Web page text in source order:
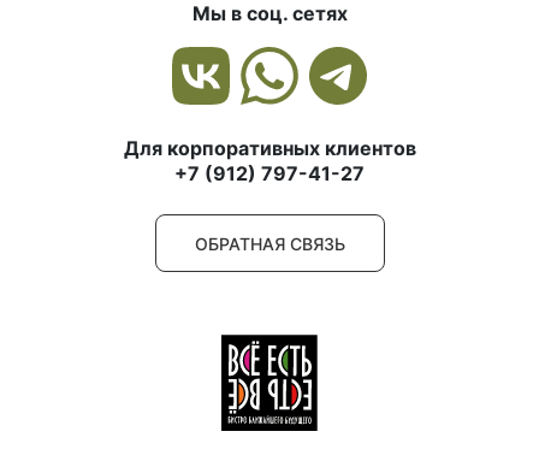
Мы в соц. сетях
Для корпоративных клиентов
+7 (912) 797-41-27
ОБРАТНАЯ СВЯЗЬ